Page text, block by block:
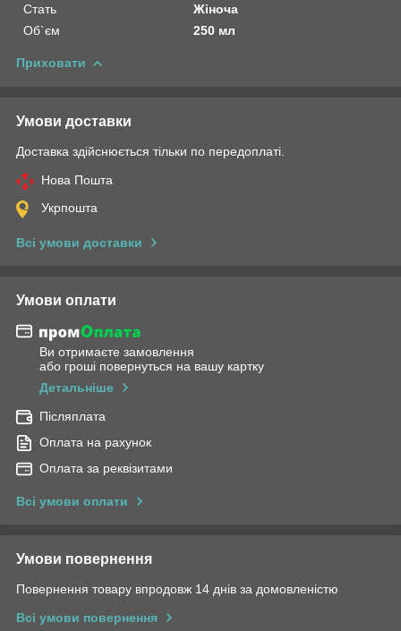
Стать
Жіноча
Об`єм
250 мл
Приховати
Умови доставки
Доставка здійснюється тільки по передоплаті.
Нова Пошта
Укрпошта
Всі умови доставки
Умови оплати
Ви отримаєте замовлення
або гроші повернуться на вашу картку
Детальніше
Післяплата
Оплата на рахунок
Оплата за реквізитами
Всі умови оплати
Умови повернення
Повернення товару впродовж 14 днів за домовленістю
Всі умови повернення